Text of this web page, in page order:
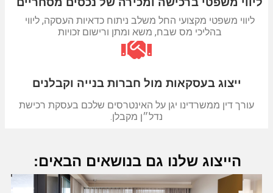
ליווי משפטי מקצועי החל משלב ניתוח כדאיות העסקה, ליווי
בהליכי מס שבח, משא ומתן ורישום זכויות
ייצוג בעסקאות מול חברות בנייה וקבלנים
עורך דין ממשרדינו יגן על האינטרסים שלכם בעסקת רכישת
נדל״ן מקבלן.
הייצוג שלנו גם בנושאים הבאים: